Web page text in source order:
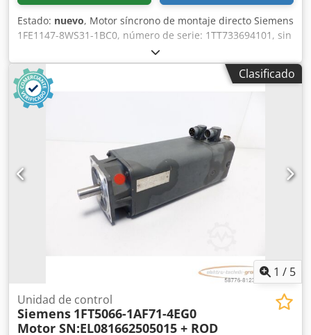
Estado: nuevo, Motor síncrono de montaje directo Siemens
1FE1147-8WS31-1BC0, número de serie: 1TT733694101, sin
usar, 100 % funcional, el alcance de la entrega se
corresponde con las fotos. ATENCIÓN: ¡Solicite por
separado el presupuesto para el embalaje y el envío!
Cjdpji D N Uxefx Angorf
Clasificado
1 / 5
Unidad de control
Siemens 1FT5066-1AF71-4EG0
Motor SN:EL081662505015 + ROD